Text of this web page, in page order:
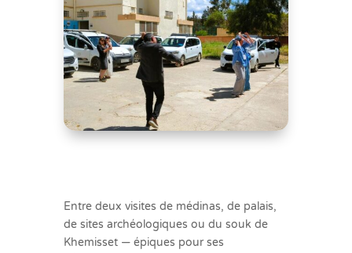
Entre deux visites de médinas, de palais,
de sites archéologiques ou du souk de
Khemisset — épiques pour ses